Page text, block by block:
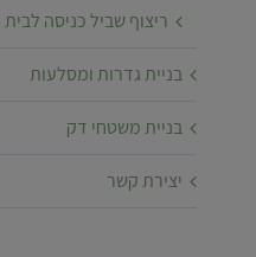
ריצוף שביל כניסה לבית
בניית גדרות ומסלעות
בניית משטחי דק
יצירת קשר